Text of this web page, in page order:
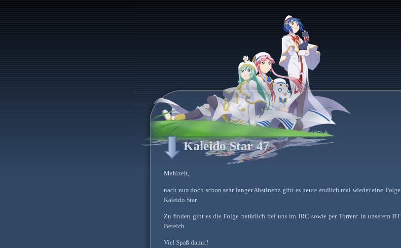
Kaleido Star 47
Mahlzeit,
nach nun doch schon sehr langer Abstinenz gibt es heute endlich mal wieder eine Folge
Kaleido Star.
Zu finden gibt es die Folge natürlich bei uns im IRC sowie per Torrent in unserem BT
Bereich.
Viel Spaß damit!